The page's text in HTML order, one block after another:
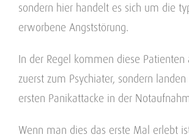
sondern hier handelt es sich um die
erworbene Angststörung.
In der Regel kommen diese Patienten
zuerst zum Psychiater, sondern
ersten Panikattacke in der
Wenn man dies das erste Mal erlebt